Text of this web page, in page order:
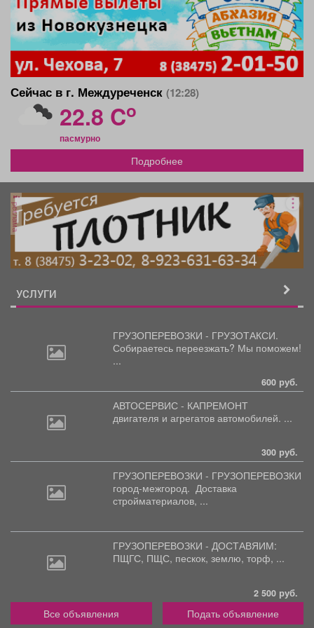
Сейчас в г. Междуреченск (12:28)
22.8 Co
пасмурно
Подробнее
реклама
УСЛУГИ
ГРУЗОПЕРЕВОЗКИ - ГРУЗОТАКСИ.
Собираетесь переезжать? Мы поможем!
...
600 руб.
АВТОСЕРВИС - КАПРЕМОНТ
двигателя и агрегатов автомобилей. ...
300 руб.
ГРУЗОПЕРЕВОЗКИ - ГРУЗОПЕРЕВОЗКИ
город-межгород. Доставка
стройматериалов, ...
ГРУЗОПЕРЕВОЗКИ - ДОСТАВЯИМ:
ПЩГС, ПЩС, пескок, землю, торф, ...
2 500 руб.
Все объявления Подать объявление